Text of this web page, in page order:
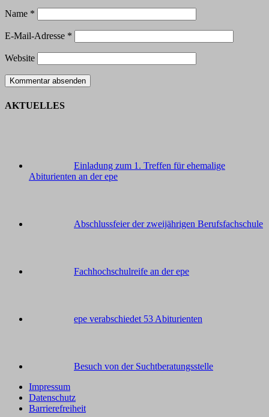
Name *
E-Mail-Adresse *
Website
AKTUELLES
Einladung zum 1. Treffen für ehemalige
Abiturienten an der epe
Abschlussfeier der zweijährigen Berufsfachschule
Fachhochschulreife an der epe
epe verabschiedet 53 Abiturienten
Besuch von der Suchtberatungsstelle
Impressum
Datenschutz
Barrierefreiheit